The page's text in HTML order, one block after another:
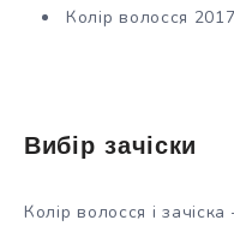
Колір волосся
Вибір зачіски
Колір волосся і